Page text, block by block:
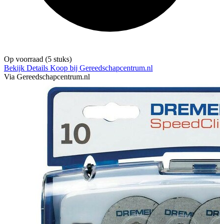
Op voorraad (5 stuks)
Bekijk Details Koop bij Gereedschapcentrum.nl
Via Gereedschapcentrum.nl